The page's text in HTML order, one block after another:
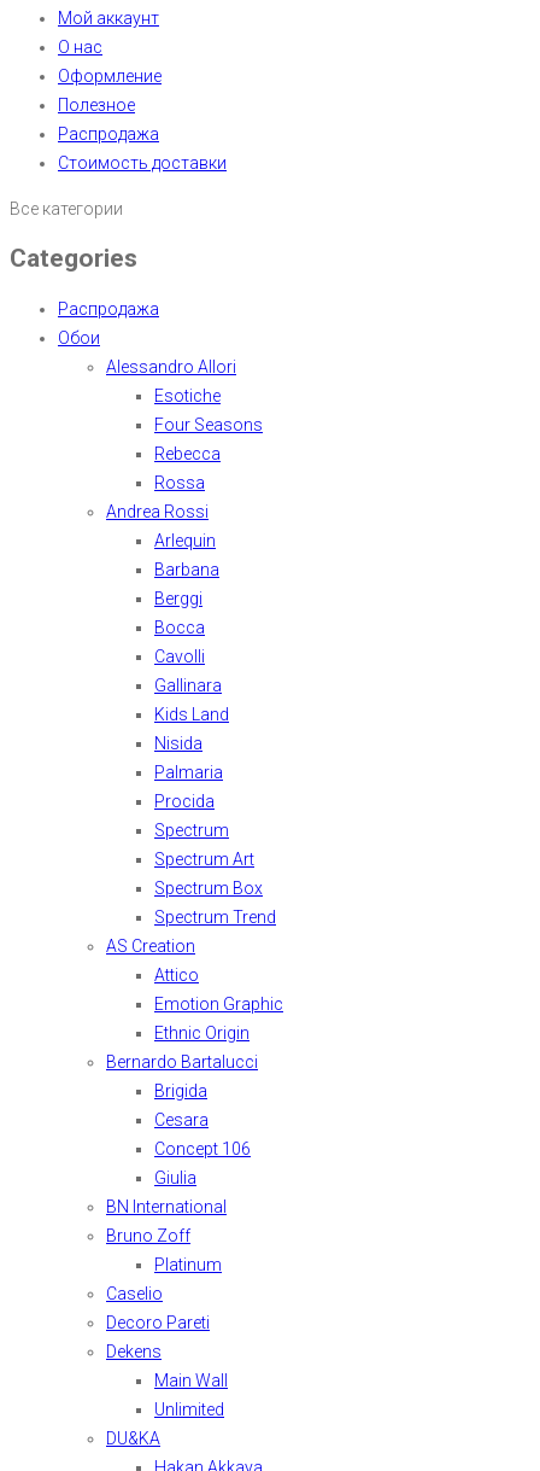
Мой аккаунт
О нас
Оформление
Полезное
Распродажа
Стоимость доставки
Все категории
Categories
Распродажа
Обои
Alessandro Allori
Esotiche
Four Seasons
Rebecca
Rossa
Andrea Rossi
Arlequin
Barbana
Berggi
Bocca
Cavolli
Gallinara
Kids Land
Nisida
Palmaria
Procida
Spectrum
Spectrum Art
Spectrum Box
Spectrum Trend
AS Creation
Attico
Emotion Graphic
Ethnic Origin
Bernardo Bartalucci
Brigida
Cesara
Concept 106
Giulia
BN International
Bruno Zoff
Platinum
Caselio
Decoro Pareti
Dekens
Main Wall
Unlimited
DU&KA
Hakan Akkaya